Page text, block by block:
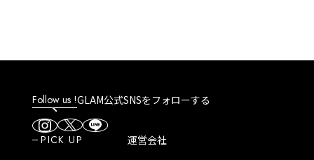
Follow us !GLAM公式SNSをフォローする
PICK UP 運営会社